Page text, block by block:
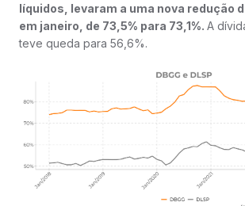
líquidos, levaram a uma nova redução
em janeiro, de 73,5% para 73,1%. A
teve queda para 56,6%.